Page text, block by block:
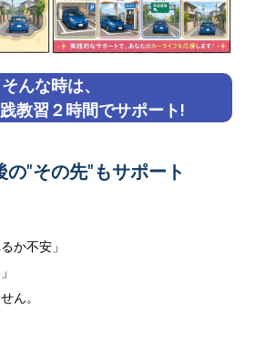
そんな時は、
教習２時間でサポート!
の"その先"もサポート
か不安」
ん。